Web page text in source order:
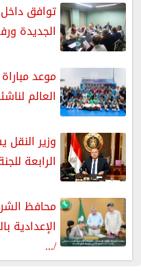
توافق
الجديدة
موعد
العالم
وزير
الرابعة
محافظ
/...